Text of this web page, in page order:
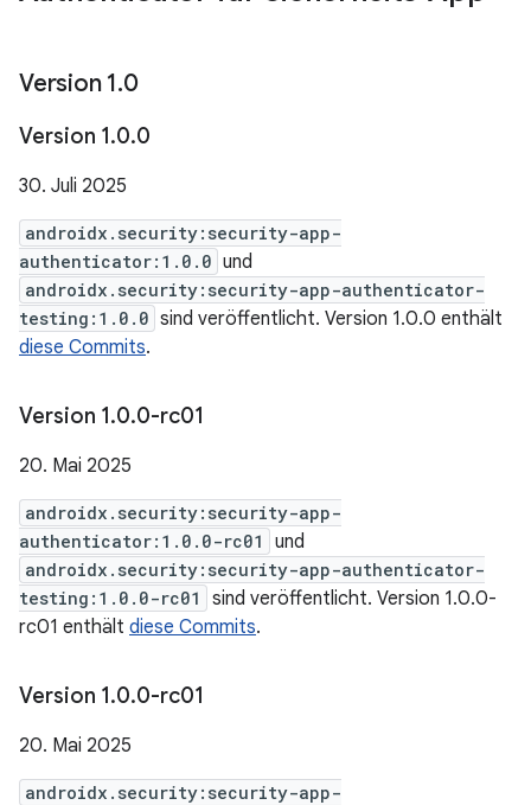
Version 1.0
Version 1.0.0
30. Juli 2025
androidx.security:security-app-
authenticator:1.0.0 und
androidx.security:security-app-authenticator-
testing:1.0.0 sind veröffentlicht. Version 1.0.0 enthält
diese Commits.
Version 1.0.0-rc01
20. Mai 2025
androidx.security:security-app-
authenticator:1.0.0-rc01
und
androidx.security:security-app-authenticator-
testing:1.0.0-rc01
sind veröffentlicht. Version 1.0.0-
rc01 enthält diese Commits.
Version 1.0.0-rc01
20. Mai 2025
androidx.security:security-app-